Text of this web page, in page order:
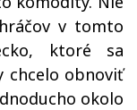
v tomto
ktoré sa
chcelo obnoviť
okolo